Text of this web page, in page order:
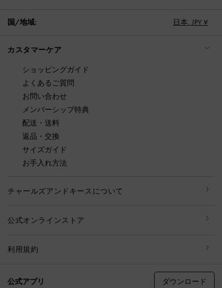
国/地域: 日本, JPY ¥
カスタマーケア
ショッピングガイド
よくあるご質問
お問い合わせ
メンバーシップ特典
配送・送料
返品・交換
サイズガイド
お手入れ方法
チャールズアンドキースについて
公式オンラインストア
利用規約
公式アプリ ダウンロード